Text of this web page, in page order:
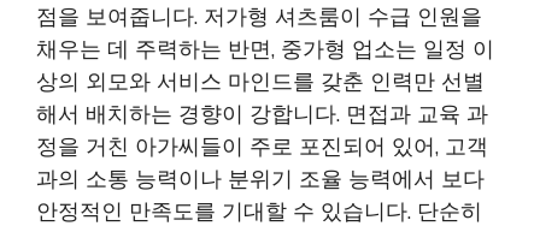
점을 보여줍니다. 저가형 셔츠룸이 수급 인원을
채우는 데 주력하는 반면, 중가형 업소는 일정 이
상의 외모와 서비스 마인드를 갖춘 인력만 선별
해서 배치하는 경향이 강합니다. 면접과 교육 과
정을 거친 아가씨들이 주로 포진되어 있어, 고객
과의 소통 능력이나 분위기 조율 능력에서 보다
안정적인 만족도를 기대할 수 있습니다. 단순히